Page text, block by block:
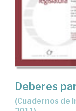
Deberes
(Cuadernos de Información Económica, Nº 225,